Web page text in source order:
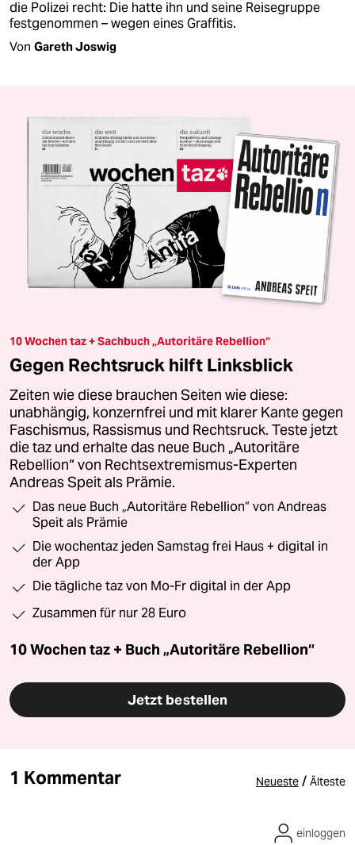
die Polizei recht: Die hatte ihn und seine Reisegruppe
festgenommen – wegen eines Graffitis.
Von Gareth Joswig
10 Wochen taz + Sachbuch „Autoritäre Rebellion“
Gegen Rechtsruck hilft Linksblick
Zeiten wie diese brauchen Seiten wie diese:
unabhängig, konzernfrei und mit klarer Kante gegen
Faschismus, Rassismus und Rechtsruck. Teste jetzt
die taz und erhalte das neue Buch „Autoritäre
Rebellion“ von Rechtsextremismus-Experten
Andreas Speit als Prämie.
Das neue Buch „Autoritäre Rebellion“ von Andreas
Speit als Prämie
Die wochentaz jeden Samstag frei Haus + digital in
der App
Die tägliche taz von Mo-Fr digital in der App
Zusammen für nur 28 Euro
10 Wochen taz + Buch „Autoritäre Rebellion“
Jetzt bestellen
1 Kommentar Neueste / Älteste
einloggen